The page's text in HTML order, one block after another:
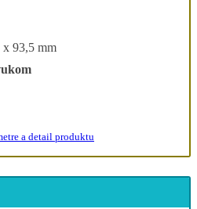
x 93,5 mm
a detail produktu